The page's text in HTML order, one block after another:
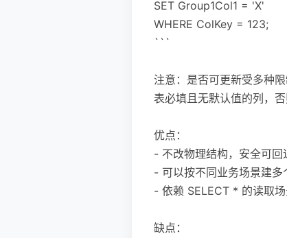
SET Group1Col1 = 'X'
WHERE ColKey = 123;
```
注意：是否可更新受多种
表必填且无默认值的列，否
优点：
- 不改物理结构，安全可回
- 可以按不同业务场景建多
- 依赖 SELECT * 的读取场
缺点：